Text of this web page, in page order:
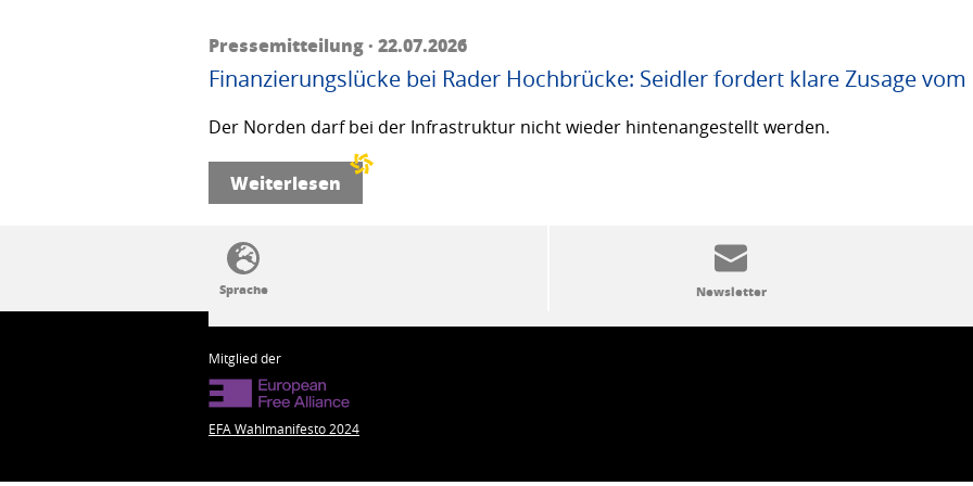
Pressemitteilung · 22.07.2026
Finanzierungslücke bei Rader Hochbrücke: Seidler fordert klare Zusage
Der Norden darf bei der Infrastruktur nicht wieder hintenangestellt werden.
Weiterlesen
SSW-Politik von A bis Z
Mitglied der
EFA Wahlmanifesto 2024